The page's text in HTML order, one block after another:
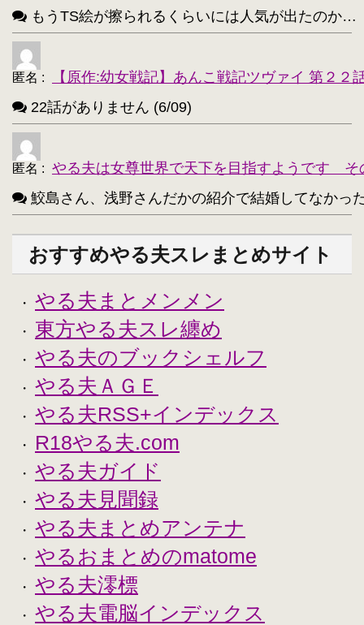
もうTS絵が擦られるくらいには人気が出たのか…
匿名 :
【原作:幼女戦記】あんこ戦記ツヴァイ 第２２
22話がありません (6/09)
匿名 : やる夫は女尊世界で天下を目指すようです そ
鮫島さん、浅野さんだかの紹介で結婚してなかっ
おすすめやる夫スレまとめサイト
・ やる夫まとメンメン
・ 東方やる夫スレ纏め
・ やる夫のブックシェルフ
・ やる夫ＡＧＥ
・ やる夫RSS+インデックス
・ R18やる夫.com
・ やる夫ガイド
・ やる夫見聞録
・ やる夫まとめアンテナ
・ やるおまとめのmatome
・ やる夫澪標
・ やる夫電脳インデックス